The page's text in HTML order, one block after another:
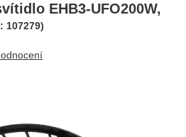
EHB3-UFO200W,
107279)